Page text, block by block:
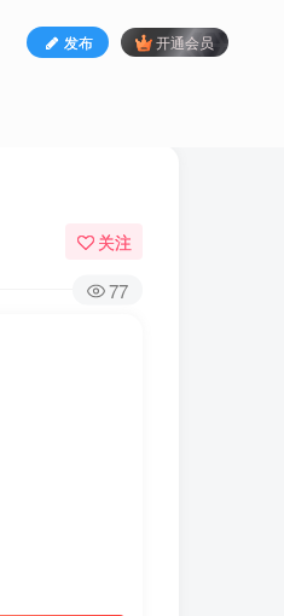
发布 开通会员
关注
77